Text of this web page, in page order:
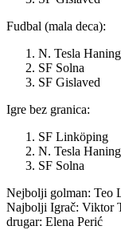
Fudbal (mala deca):
N. Tesla
SF Solna
SF Gislaved
Igre bez granica:
SF Linköping
N. Tesla
SF Solna
Nejbolji golman: Teo
Najbolji Igrač: Viktor
drugar: Elena Perić